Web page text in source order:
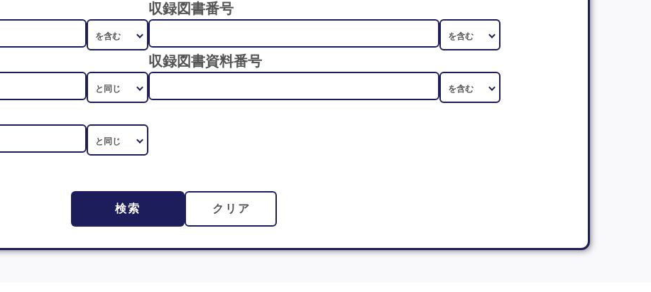
収録図書番号
収録図書資料番号
検索 クリア